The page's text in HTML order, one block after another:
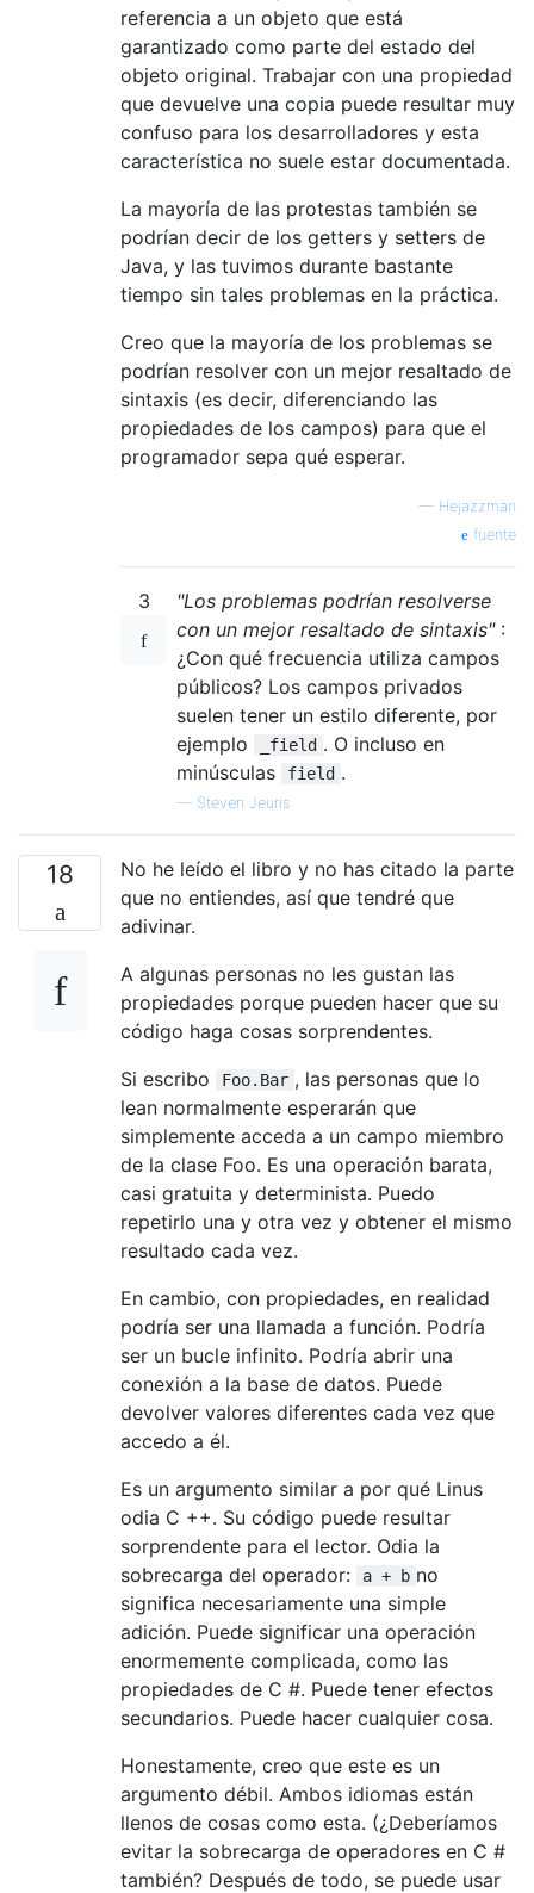
referencia a un objeto que está
garantizado como parte del estado del
objeto original. Trabajar con una propiedad
que devuelve una copia puede resultar muy
confuso para los desarrolladores y esta
característica no suele estar documentada.
La mayoría de las protestas también se
podrían decir de los getters y setters de
Java, y las tuvimos durante bastante
tiempo sin tales problemas en la práctica.
Creo que la mayoría de los problemas se
podrían resolver con un mejor resaltado de
sintaxis (es decir, diferenciando las
propiedades de los campos) para que el
programador sepa qué esperar.
— Hejazzman
fuente
3
"Los problemas podrían resolverse
con un mejor resaltado de sintaxis":
¿Con qué frecuencia utiliza campos
públicos? Los campos privados
suelen tener un estilo diferente, por
ejemplo
_field . O incluso en
minúsculas
field .
— Steven Jeuris
18
No he leído el libro y no has citado la parte
que no entiendes, así que tendré que
adivinar.
A algunas personas no les gustan las
propiedades porque pueden hacer que su
código haga cosas sorprendentes.
Si escribo
Foo.Bar , las personas que lo
lean normalmente esperarán que
simplemente acceda a un campo miembro
de la clase Foo. Es una operación barata,
casi gratuita y determinista. Puedo
repetirlo una y otra vez y obtener el mismo
resultado cada vez.
En cambio, con propiedades, en realidad
podría ser una llamada a función. Podría
ser un bucle infinito. Podría abrir una
conexión a la base de datos. Puede
devolver valores diferentes cada vez que
accedo a él.
Es un argumento similar a por qué Linus
odia C ++. Su código puede resultar
sorprendente para el lector. Odia la
sobrecarga del operador:
a + b no
significa necesariamente una simple
adición. Puede significar una operación
enormemente complicada, como las
propiedades de C #. Puede tener efectos
secundarios. Puede hacer cualquier cosa.
Honestamente, creo que este es un
argumento débil. Ambos idiomas están
llenos de cosas como esta. (¿Deberíamos
evitar la sobrecarga de operadores en C #
también? Después de todo, se puede usar